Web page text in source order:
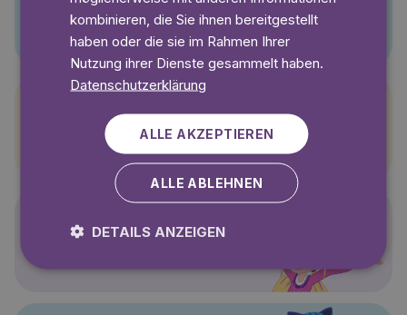
Pettersson und Findus
Polly Pocket
kombinieren, die Sie ihnen bereitgestellt
haben oder die sie im Rahmen Ihrer
Nutzung ihrer Dienste gesammelt haben.
Datenschutzerklärung
ALLE AKZEPTIEREN
ALLE ABLEHNEN
DETAILS ANZEIGEN